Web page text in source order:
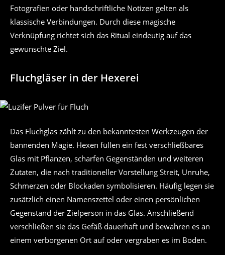
Fotografien oder handschriftliche Notizen gelten als
klassische Verbindungen. Durch diese magische
Verknüpfung richtet sich das Ritual eindeutig auf das
gewünschte Ziel.
Fluchgläser in der Hexerei
Das Fluchglas zählt zu den bekanntesten Werkzeugen der
bannenden Magie. Hexen füllen ein fest verschließbares
Glas mit Pflanzen, scharfen Gegenständen und weiteren
Zutaten, die nach traditioneller Vorstellung Streit, Unruhe,
Schmerzen oder Blockaden symbolisieren. Häufig legen sie
zusätzlich einen Namenszettel oder einen persönlichen
Gegenstand der Zielperson in das Glas. Anschließend
verschließen sie das Gefäß dauerhaft und bewahren es an
einem verborgenen Ort auf oder vergraben es im Boden.